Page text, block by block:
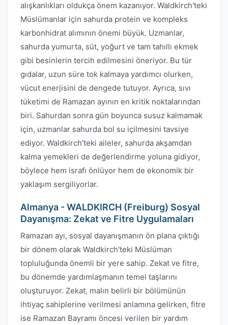
alışkanlıkları oldukça önem kazanıyor. Waldkirch'teki
Müslümanlar için sahurda protein ve kompleks
karbonhidrat alımının önemi büyük. Uzmanlar,
sahurda yumurta, süt, yoğurt ve tam tahıllı ekmek
gibi besinlerin tercih edilmesini öneriyor. Bu tür
gıdalar, uzun süre tok kalmaya yardımcı olurken,
vücut enerjisini de dengede tutuyor. Ayrıca, sıvı
tüketimi de Ramazan ayının en kritik noktalarından
biri. Sahurdan sonra gün boyunca susuz kalmamak
için, uzmanlar sahurda bol su içilmesini tavsiye
ediyor. Waldkirch'teki aileler, sahurda akşamdan
kalma yemekleri de değerlendirme yoluna gidiyor,
böylece hem israfı önlüyor hem de ekonomik bir
yaklaşım sergiliyorlar.
Almanya - WALDKIRCH (Freiburg) Sosyal
Dayanışma: Zekat ve Fitre Uygulamaları
Ramazan ayı, sosyal dayanışmanın ön plana çıktığı
bir dönem olarak Waldkirch'teki Müslüman
topluluğunda önemli bir yere sahip. Zekat ve fitre,
bu dönemde yardımlaşmanın temel taşlarını
oluşturuyor. Zekat, malın belirli bir bölümünün
ihtiyaç sahiplerine verilmesi anlamına gelirken, fitre
ise Ramazan Bayramı öncesi verilen bir yardım